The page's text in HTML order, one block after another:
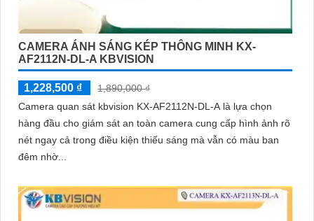
CAMERA ÁNH SÁNG KÉP THÔNG MINH KX-
AF2112N-DL-A KBVISION
1,228,500 ₫
1,890,000 ₫
Camera quan sát kbvision KX-AF2112N-DL-A là lựa chọn
hàng đầu cho giám sát an toàn camera cung cấp hình ảnh rõ
nét ngay cả trong điều kiện thiếu sáng mà vẫn có màu ban
đêm nhờ...